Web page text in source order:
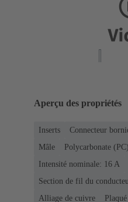
Aperçu des propriétés
Inserts Connecteur
Mâle
Polycarbonate (PC)
Intensité nominale: ‌16 A
Section de fil du
Alliage de cuivre